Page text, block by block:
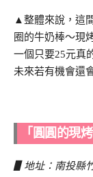
▲整體來說，這
圈的牛奶棒～現
一個只要25元真
未來若有機會還
「圓圓的現
▋地址：南投縣